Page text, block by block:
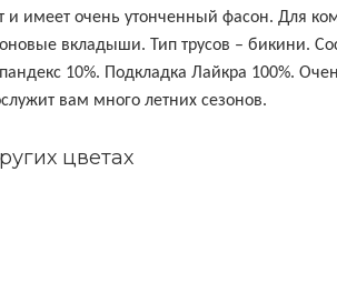
и имеет очень утонченный фасон. Для
вкладыши. Тип трусов – бикини.
10%. Подкладка Лайкра 100%.
вам много летних сезонов.
цветах